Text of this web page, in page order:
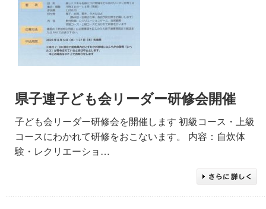
県子連子ども会リーダー研修会開催
子ども会リーダー研修会を開催します 初級コース・上級
コースにわかれて研修をおこないます。 内容：自炊体
験・レクリエーショ…